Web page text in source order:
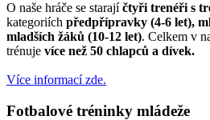
O naše hráče se starajíčtyři trenéři s
kategoriích předpřípravky (4-6 let),
mladších žáků (10-12 let). Celkem v
trénuje více než 50 chlapců a dívek.
Více informací zde.
Fotbalové tréninky mládeže